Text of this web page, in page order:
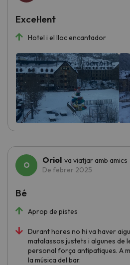
Hotel i el lloc encantador
Excel·lent
Oriol va viatjar amb amics
De febrer 2025
Aprop de pistes
Durant hores no hi va haver
matalassos justets i algunes de
personal força antipatiques. A
la música del bar.
Bé